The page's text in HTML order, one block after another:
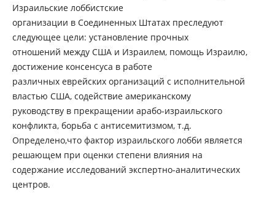
Израильские лоббистские
организации в Соединенных Штатах преследуют
следующее цели: установление прочных
отношений между США и Израилем, помощь Израилю,
достижение консенсуса в работе
различных еврейских организаций с исполнительной
властью США, содействие американскому
руководству в прекращении арабо-израильского
конфликта, борьба с антисемитизмом, т.д.
Определено,что фактор израильского лобби является
решающем при оценки степени влияния на
содержание исследований экспертно-аналитических
центров.